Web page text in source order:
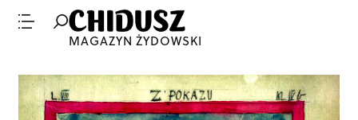
MAGAZYN ŻYDOWSKI